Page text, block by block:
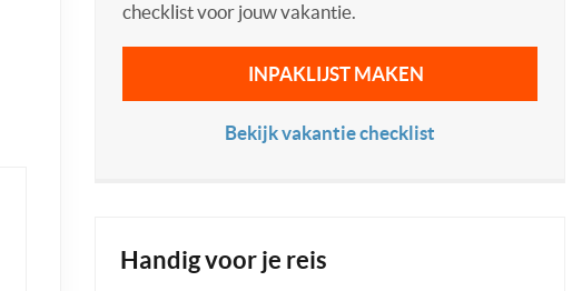
checklist voor jouw vakantie.
INPAKLIJST MAKEN
Bekijk vakantie checklist
Handig voor je reis